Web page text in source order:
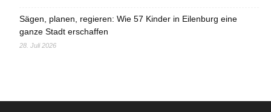
Sägen, planen, regieren: Wie 57 Kinder in Eilenburg eine
ganze Stadt erschaffen
28. Juli 2026